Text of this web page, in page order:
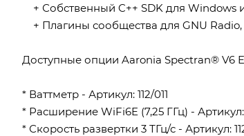
+ Собственный C++ SDK для Windows
+ Плагины сообщества для GNU Radio,
Доступные опции Aaronia Spectran® V6
* Ваттметр - Артикул: 112/011
* Расширение WiFi6E (7,25 ГГц) - Артикул:
* Скорость развертки 3 ТГц/с - Артикул: